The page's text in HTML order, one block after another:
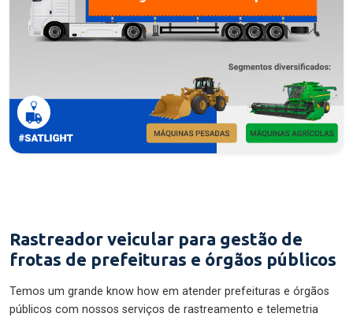
Rastreador veicular para gestão de
frotas de prefeituras e órgãos públicos
Temos um grande know how em atender prefeituras e órgãos
públicos com nossos serviços de rastreamento e telemetria